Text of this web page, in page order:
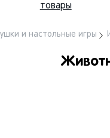
товары
и настольные игры